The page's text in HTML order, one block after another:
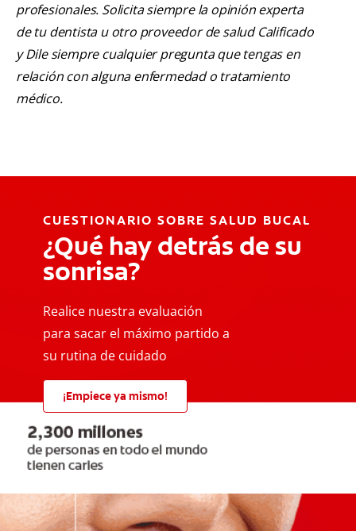
profesionales. Solicita siempre la opinión experta
de tu dentista u otro proveedor de salud Calificado
y Dile siempre cualquier pregunta que tengas en
relación con alguna enfermedad o tratamiento
médico.
CUESTIONARIO SOBRE SALUD BUCAL
¿Qué hay detrás de su
sonrisa?
Realice nuestra evaluación
para sacar el máximo partido a
su rutina de cuidado
¡Empiece ya mismo!